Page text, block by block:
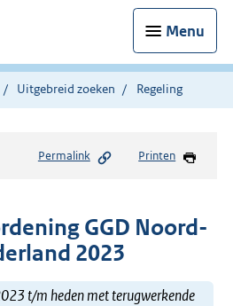
Menu
Uitgebreid zoeken Regeling
Permalink Printen
GGD Noord-
2023
t/m heden met terugwerkende